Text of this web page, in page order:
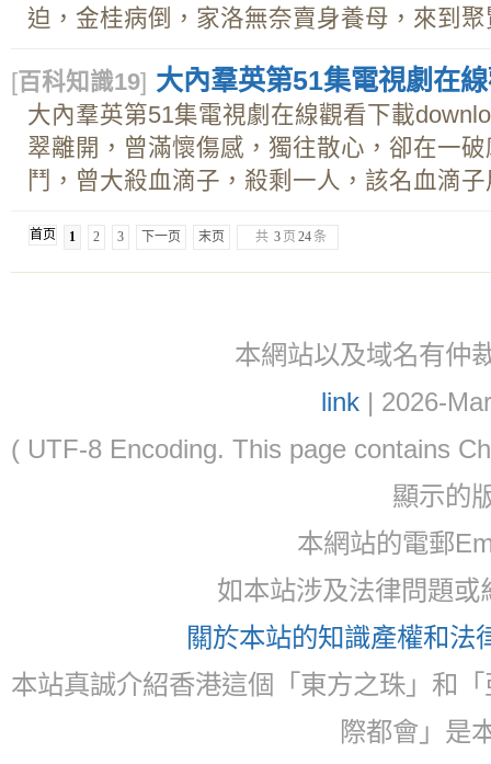
迫，金桂病倒，家洛無奈賣身養母，來到
[百科知識19] 大內羣英第51集電視劇在
大內羣英第51集電視劇在線觀看下載
翠離開，曾滿懷傷感，獨往散心，卻在一
鬥，曾大殺血滴子，殺剩一人，該名血滴
首页 1 2 3 下一页 末页 共 3 页 24 条
本網站以及域名有仲
link| 2026-
( UTF-8 Encoding. This page contains
顯示的
本網站的電郵
如本站涉及法律問題
關於本站的知識產權和法
本站真誠介紹香港這個「東方之珠」和
際都會」是